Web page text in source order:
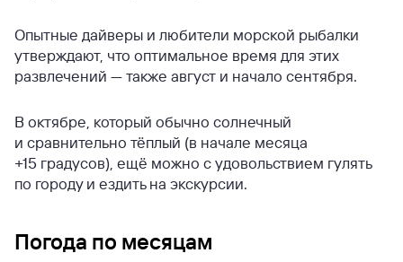
Опытные дайверы и любители морской рыбалки
утверждают, что оптимальное время для этих
развлечений — также август и начало сентября.
В октябре, который обычно солнечный
и сравнительно тёплый (в начале месяца
+15 градусов), ещё можно с удовольствием гулять
по городу и ездить на экскурсии.
Погода по месяцам